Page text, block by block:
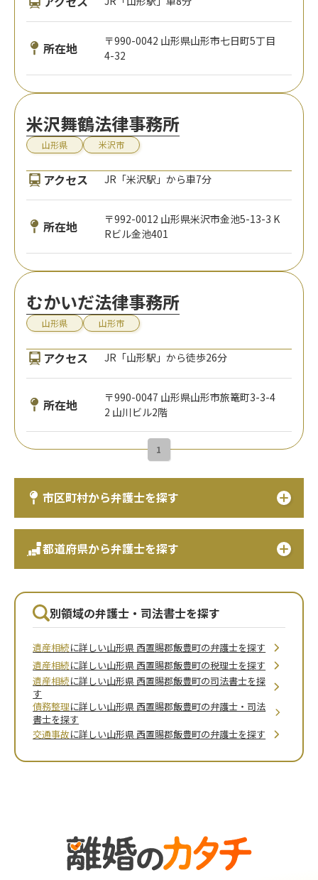
所在地
〒990-0042 山形県山形市七日町5丁目
4-32
米沢舞鶴法律事務所
山形県 米沢市
アクセス JR「米沢駅」から車7分
所在地
〒992-0012 山形県米沢市金池5-13-3 K
Rビル金池401
むかいだ法律事務所
山形県 山形市
アクセス JR「山形駅」から徒歩26分
所在地
〒990-0047 山形県山形市旅篭町3-3-4
2 山川ビル2階
1
市区町村から弁護士を探す
都道府県から弁護士を探す
別領域の弁護士・司法書士を探す
遺産相続に詳しい山形県 西置賜郡飯豊町の弁護士を探す
遺産相続に詳しい山形県 西置賜郡飯豊町の税理士を探す
遺産相続に詳しい山形県 西置賜郡飯豊町の司法書士を探
す
債務整理に詳しい山形県 西置賜郡飯豊町の弁護士・司法
書士を探す
交通事故に詳しい山形県 西置賜郡飯豊町の弁護士を探す